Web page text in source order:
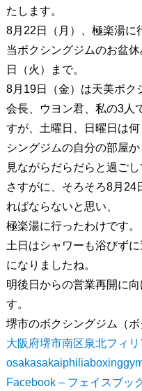
たします。
8月22日（月）、極楽湯に
当ボクシングジムのお盆
日（火）まで。
8月19日（金）は天美ボク
会長、ウヨン君、私の3人
すが、土曜日、日曜日は
シングジムの自分の部屋
見ながらだらだらと過ごし
さすがに、そろそろ8月24
ればならないと思い、
極楽湯に行ったわけです。
土日はシャワーも浴びず
になりましたね。
明後日からの営業再開に
す。
堺市のボクシングジム（
大阪府堺市南区泉北フィ
Facebook – フェイスブッ